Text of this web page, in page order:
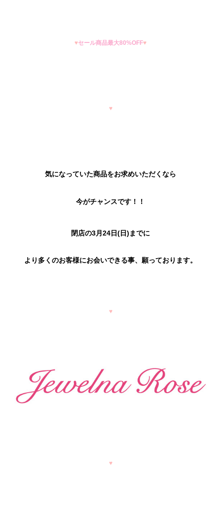
♥セール商品最大80%OFF♥
♥
気になっていた商品をお求めいただくなら
今がチャンスです！！
閉店の3月24日(日)までに
より多くのお客様にお会いできる事、願っております。
♥
♥